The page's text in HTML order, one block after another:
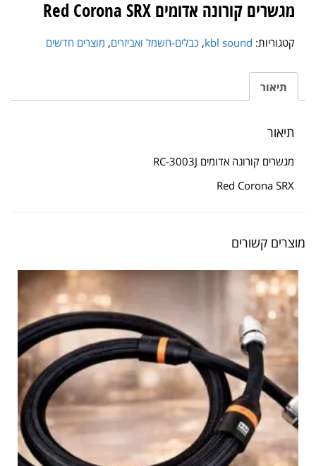
מגשרים קורונה אדומים Red Corona SRX
קטגוריות: kbl sound
, כבלים-חשמל ואביזרים, מוצרים חדשים
תיאור
תיאור
מגשרים קורונה אדומים RC-3003J
Red Corona SRX
מוצרים קשורים